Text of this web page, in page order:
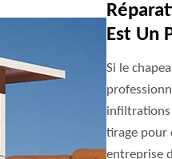
Est Un
Si le
infiltrations
tirage pour
entreprise